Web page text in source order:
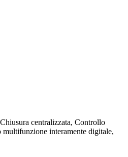
centralizzata, Controllo
interamente digitale,